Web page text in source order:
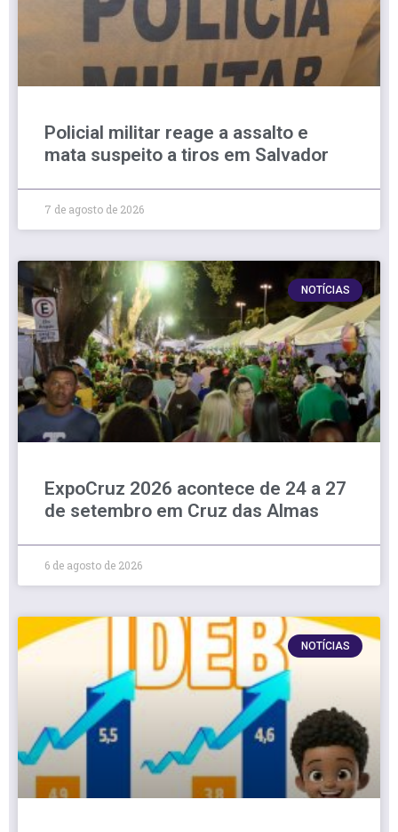
Policial militar reage a assalto e
mata suspeito a tiros em Salvador
7 de agosto de 2026
NOTÍCIAS
ExpoCruz 2026 acontece de 24 a 27
de setembro em Cruz das Almas
6 de agosto de 2026
NOTÍCIAS